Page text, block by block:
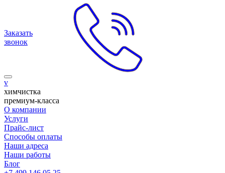
Заказать
звонок
v
химчистка
премиум-класса
О компании
Услуги
Прайс-лист
Способы оплаты
Наши адреса
Наши работы
Блог